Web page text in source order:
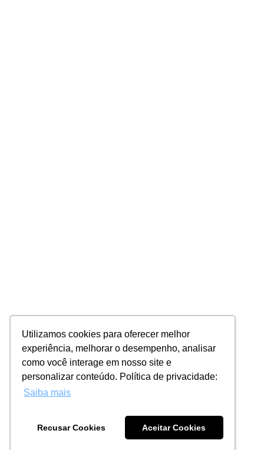
Utilizamos cookies para oferecer melhor
experiência, melhorar o desempenho, analisar
como você interage em nosso site e
personalizar conteúdo. Política de privacidade:
Saiba mais
Recusar Cookies Aceitar Cookies